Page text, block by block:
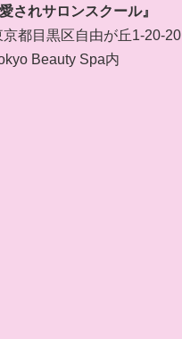
されサロンスクール』
都目黒区自由が丘1-20-20
Beauty Spa内